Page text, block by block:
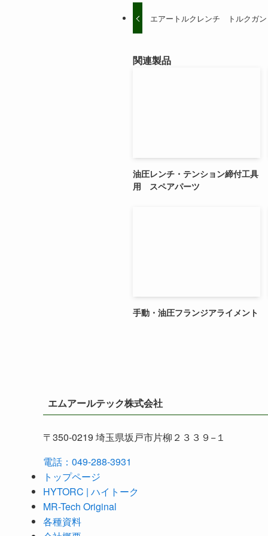
エアートルクレンチ トルクガン
関連製品
油圧レンチ・テンション締付工具
用 スペアパーツ
手動・油圧フランジアライメント
エムアールテック株式会社
〒350-0219 埼玉県坂戸市片柳２３３９−１
電話：049-288-3931
トップページ
HYTORC | ハイトーク
MR-Tech Original
各種資料